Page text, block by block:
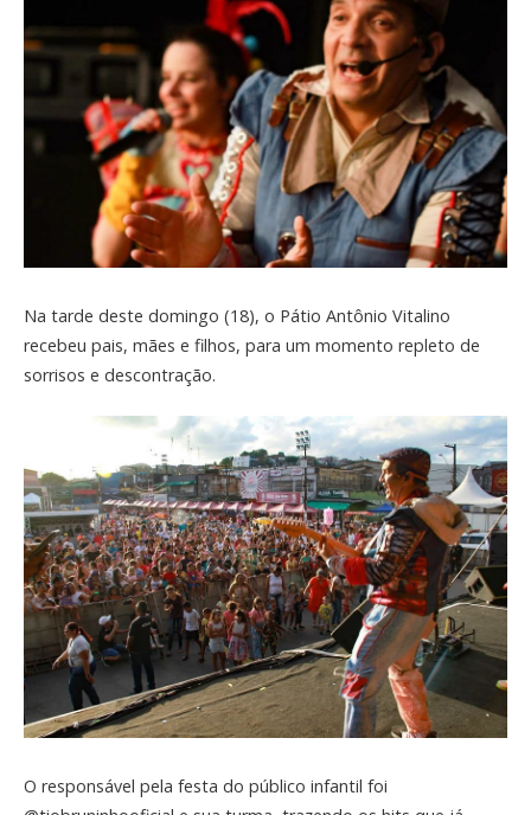
Na tarde deste domingo (18), o Pátio Antônio Vitalino
recebeu pais, mães e filhos, para um momento repleto de
sorrisos e descontração.
O responsável pela festa do público infantil foi